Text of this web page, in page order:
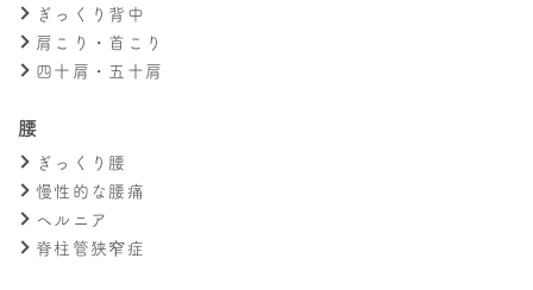
ぎっくり背中
肩こり・首こり
四十肩・五十肩
腰
ぎっくり腰
慢性的な腰痛
ヘルニア
脊柱管狭窄症